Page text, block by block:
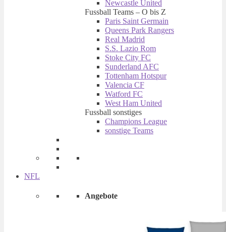
Newcastle United
Fussball Teams – O bis Z
Paris Saint Germain
Queens Park Rangers
Real Madrid
S.S. Lazio Rom
Stoke City FC
Sunderland AFC
Tottenham Hotspur
Valencia CF
Watford FC
West Ham United
Fussball sonstiges
Champions League
sonstige Teams
NFL
Angebote